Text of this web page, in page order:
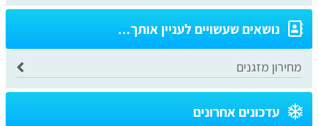
נושאים שעשויים לעניין אותך...
מחירון מזגנים
עדכונים אחרונים